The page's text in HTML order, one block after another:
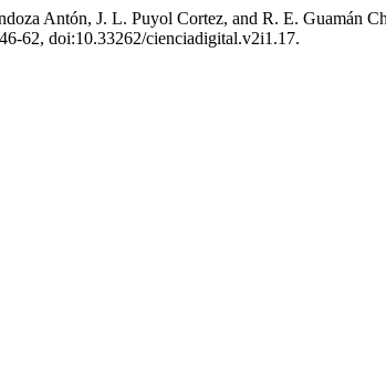
Antón, J. L. Puyol Cortez, and R. E. Guamán
62, doi:10.33262/cienciadigital.v2i1.17.